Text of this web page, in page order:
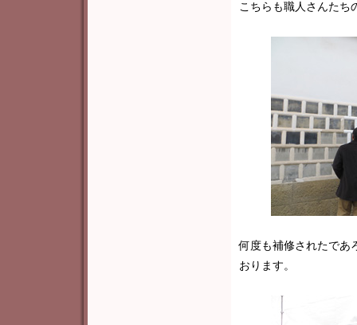
こちらも職人さんたち
何度も補修されたで
おります。